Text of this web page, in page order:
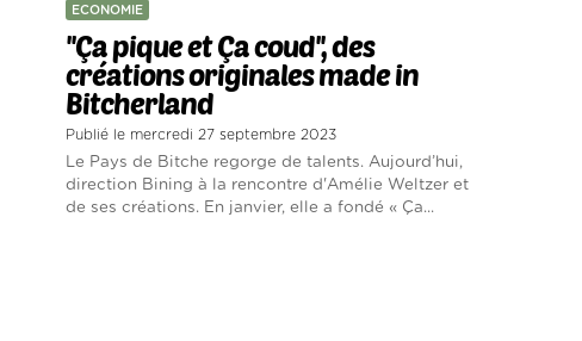
ECONOMIE
''Ça pique et Ça coud'', des
créations originales made in
Bitcherland
Publié le mercredi 27 septembre 2023
Le Pays de Bitche regorge de talents. Aujourd’hui,
direction Bining à la rencontre d'Amélie Weltzer et
de ses créations. En janvier, elle a fondé « Ça...